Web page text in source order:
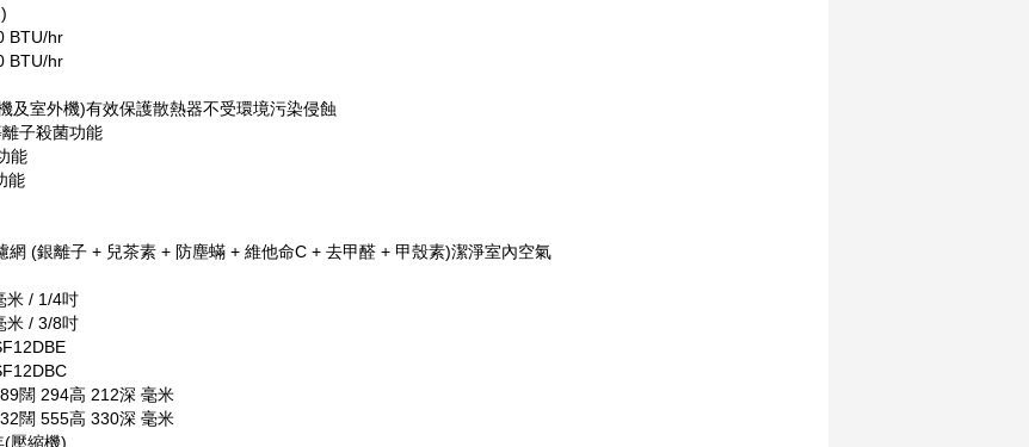
BTU/hr
BTU/hr
及室外機)有效保護散熱器不受環境污染侵蝕
子殺菌功能
能
能
網 (銀離子 + 兒茶素 + 防塵蟎 + 維他命C + 去甲醛 + 甲殼素)潔淨室內空氣
米 / 1/4吋
米 / 3/8吋
闊 294高 212深 毫米
闊 555高 330深 毫米
(壓縮機)